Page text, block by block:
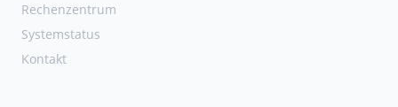
Rechenzentrum
Systemstatus
Kontakt